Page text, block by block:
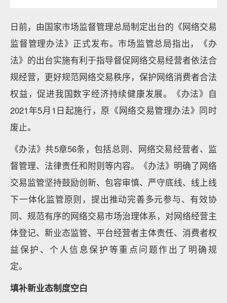
日前，由国家市场监督管理总局制定出台的《网络交易
监督管理办法》正式发布。市场监管总局指出，《办
法》的出台实施有利于指导督促网络交易经营者依法合
规经营，更好规范网络交易秩序，保护网络消费者合法
权益，促进我国数字经济持续健康发展。《办法》自
2021年5月1日起施行，原《网络交易管理办法》同时
废止。
《办法》共5章56条，包括总则、网络交易经营者、监
督管理、法律责任和附则等内容。《办法》明确了网络
交易监管坚持鼓励创新、包容审慎、严守底线、线上线
下一体化监管原则，提出推动完善多元参与、有效协
同、规范有序的网络交易市场治理体系，对网络经营主
体登记、新业态监管、平台经营者主体责任、消费者权
益保护、个人信息保护等重点问题作出了明确规
定。
填补新业态制度空白